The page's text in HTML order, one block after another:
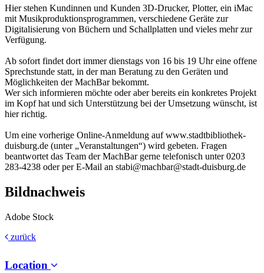
Hier stehen Kundinnen und Kunden 3D-Drucker, Plotter, ein iMac
mit Musikproduktionsprogrammen, verschiedene Geräte zur
Digitalisierung von Büchern und Schallplatten und vieles mehr zur
Verfügung.
Ab sofort findet dort immer dienstags von 16 bis 19 Uhr eine offene
Sprechstunde statt, in der man Beratung zu den Geräten und
Möglichkeiten der MachBar bekommt.
Wer sich informieren möchte oder aber bereits ein konkretes Projekt
im Kopf hat und sich Unterstützung bei der Umsetzung wünscht, ist
hier richtig.
Um eine vorherige Online-Anmeldung auf www.stadtbibliothek-
duisburg.de (unter „Veranstaltungen“) wird gebeten. Fragen
beantwortet das Team der MachBar gerne telefonisch unter 0203
283-4238 oder per E-Mail an stabi@machbar@stadt-duisburg.de
Bildnachweis
Adobe Stock
zurück
Location